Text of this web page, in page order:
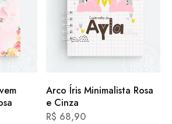
Arco Íris Minimalista Rosa
e Cinza
R$ 68,90